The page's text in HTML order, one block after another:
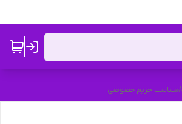
/سیاست حریم خصوصی